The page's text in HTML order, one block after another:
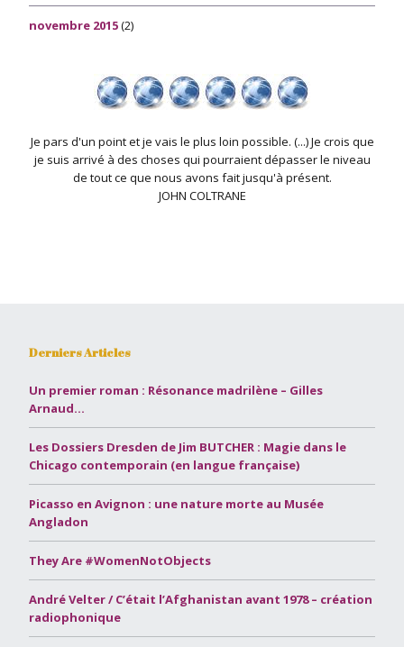
novembre 2015(2)
Je pars d'un point et je vais le plus loin possible. (...) Je crois que
je suis arrivé à des choses qui pourraient dépasser le niveau
de tout ce que nous avons fait jusqu'à présent.
JOHN COLTRANE
Derniers Articles
Un premier roman : Résonance madrilène – Gilles
Arnaud…
Les Dossiers Dresden de Jim BUTCHER : Magie dans le
Chicago contemporain (en langue française)
Picasso en Avignon : une nature morte au Musée
Angladon
They Are #WomenNotObjects
André Velter / C’était l’Afghanistan avant 1978 – création
radiophonique